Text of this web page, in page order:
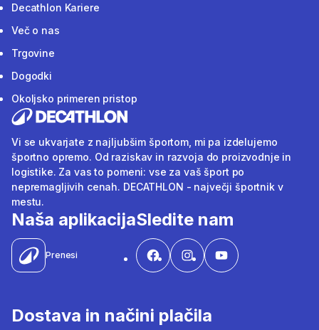
Decathlon Kariere
Več o nas
Trgovine
Dogodki
Okoljsko primeren pristop
Vi se ukvarjate z najljubšim športom, mi pa izdelujemo
športno opremo. Od raziskav in razvoja do proizvodnje in
logistike. Za vas to pomeni: vse za vaš šport po
nepremagljivih cenah. DECATHLON - največji športnik v
mestu.
Naša aplikacija
Prenesi
Sledite nam
Dostava in načini plačila